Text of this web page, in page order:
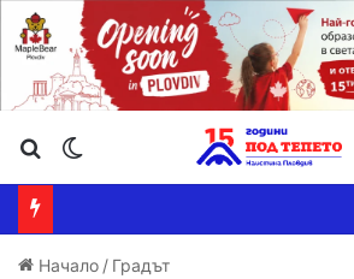
Търсене ...
Начало / Градът